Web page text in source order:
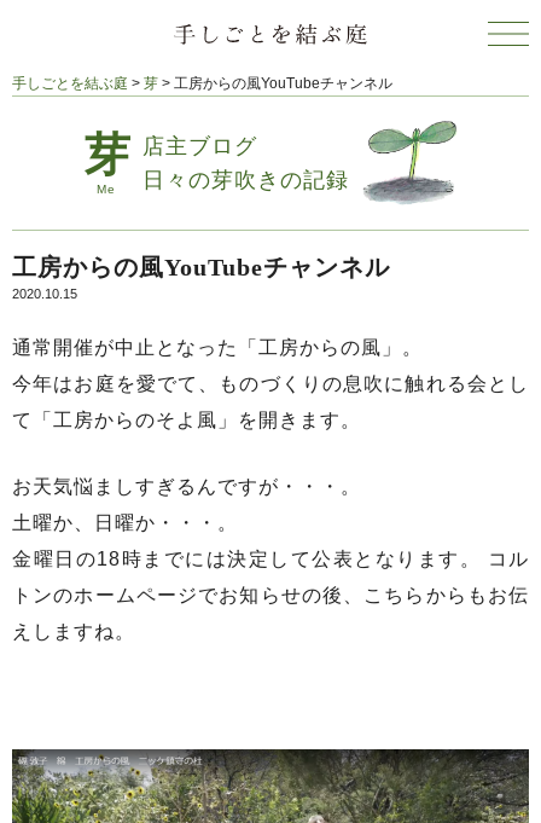
手しごとを結ぶ庭 > 芽 > 工房からの風YouTubeチャンネル
店主ブログ
日々の芽吹きの記録
工房からの風YouTubeチャンネル
2020.10.15
通常開催が中止となった「工房からの風」。
今年はお庭を愛でて、ものづくりの息吹に触れる会とし
て「工房からのそよ風」を開きます。
お天気悩ましすぎるんですが・・・。
土曜か、日曜か・・・。
金曜日の18時までには決定して公表となります。 コル
トンのホームページでお知らせの後、こちらからもお伝
えしますね。